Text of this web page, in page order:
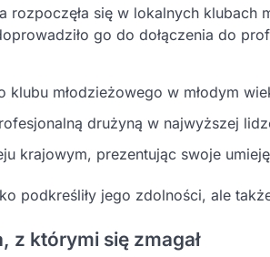
rozpoczęła się w lokalnych
go do dołączenia do
klubu młodzieżowego w młodym
drużyną w najwyższej
krajowym, prezentując swoje
podkreśliły jego zdolności, ale
z którymi się zmagał